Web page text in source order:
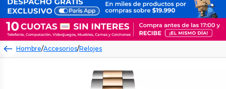
Hombre/Accesorios/Relojes